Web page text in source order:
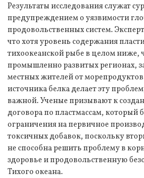
Результаты исследования служат
предупреждением о уязвимости
продовольственных систем.
что хотя уровень содержания
тихоокеанской рыбе в целом ниже,
промышленно развитых регионах,
местных жителей от
источника белка делает эту
важной. Ученые призывают к
договора по пластмассам, который
ограничения на первичное
токсичных добавок, поскольку
не способна решить проблему в
здоровье и продовольственную
Тихого океана.